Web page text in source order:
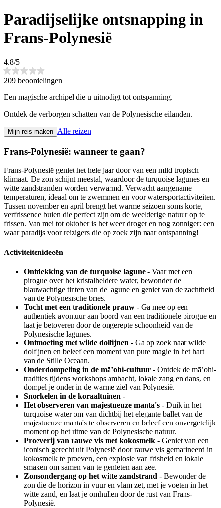
Paradijselijke ontsnapping in
Frans-Polynesië
4.8/5
209 beoordelingen
Een magische archipel die u uitnodigt tot ontspanning.
Ontdek de verborgen schatten van de Polynesische eilanden.
Mijn reis maken Alle reizen
Frans-Polynesië: wanneer te gaan?
Frans-Polynesië geniet het hele jaar door van een mild tropisch
klimaat. De zon schijnt meestal, waardoor de turquoise lagunes en
witte zandstranden worden verwarmd. Verwacht aangename
temperaturen, ideaal om te zwemmen en voor watersportactiviteiten.
Tussen november en april brengt het warme seizoen soms korte,
verfrissende buien die perfect zijn om de weelderige natuur op te
frissen. Van mei tot oktober is het weer droger en nog zonniger: een
waar paradijs voor reizigers die op zoek zijn naar ontspanning!
Activiteitenideeën
Ontdekking van de turquoise lagune - Vaar met een
pirogue over het kristalheldere water, bewonder de
blauwachtige tinten van de lagune en geniet van de zachtheid
van de Polynesische bries.
Tocht met een traditionele prauw - Ga mee op een
authentiek avontuur aan boord van een traditionele pirogue en
laat je betoveren door de ongerepte schoonheid van de
Polynesische lagunes.
Ontmoeting met wilde dolfijnen - Ga op zoek naar wilde
dolfijnen en beleef een moment van pure magie in het hart
van de Stille Oceaan.
Onderdompeling in de mā’ohi-cultuur - Ontdek de mā’ohi-
tradities tijdens workshops ambacht, lokale zang en dans, en
dompel je onder in de warme ziel van Polynesië.
Snorkelen in de koraaltuinen -
Het observeren van majestueuze manta's - Duik in het
turquoise water om van dichtbij het elegante ballet van de
majestueuze manta's te observeren en beleef een onvergetelijk
moment op het ritme van de Polynesische natuur.
Proeverij van rauwe vis met kokosmelk - Geniet van een
iconisch gerecht uit Polynesië door rauwe vis gemarineerd in
kokosmelk te proeven, een explosie van frisheid en lokale
smaken om samen van te genieten aan zee.
Zonsondergang op het witte zandstrand - Bewonder de
zon die de horizon in vuur en vlam zet, met je voeten in het
witte zand, en laat je omhullen door de rust van Frans-
Polynesië.